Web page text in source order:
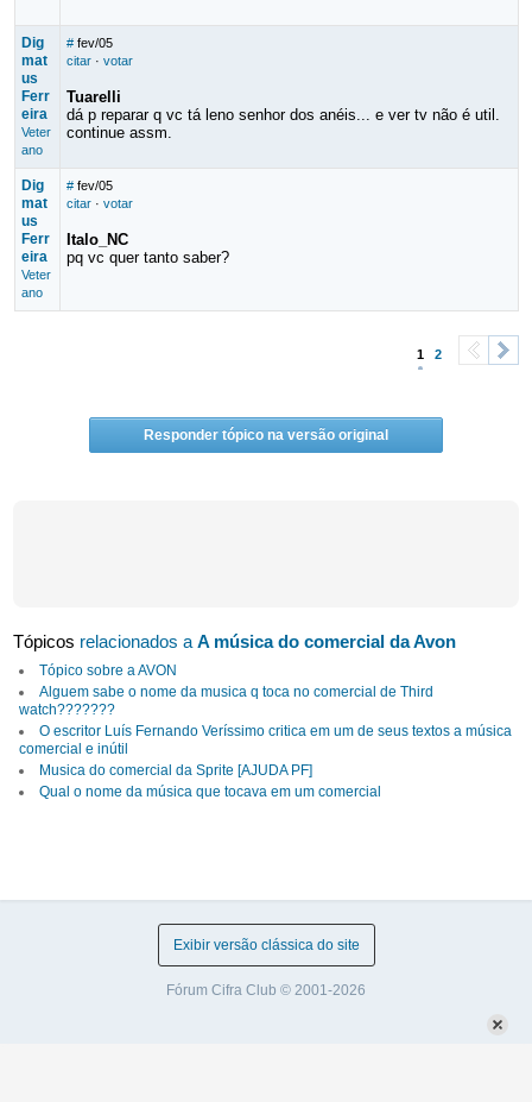
Dig
mat
us
Ferr
eira
Veter
ano
# fev/05
citar· votar
Tuarelli
dá p reparar q vc tá leno senhor dos anéis... e ver tv não é util.
continue assm.
Dig
mat
us
Ferr
eira
Veter
ano
# fev/05
citar· votar
Italo_NC
pq vc quer tanto saber?
1 2
Responder tópico na versão original
Tópicos relacionados aA música do comercial da Avon
Tópico sobre a AVON
Alguem sabe o nome da musica q toca no comercial de Third
watch???????
O escritor Luís Fernando Veríssimo critica em um de seus textos a música
comercial e inútil
Musica do comercial da Sprite [AJUDA PF]
Qual o nome da música que tocava em um comercial
Exibir versão clássica do site
Fórum Cifra Club © 2001-2026